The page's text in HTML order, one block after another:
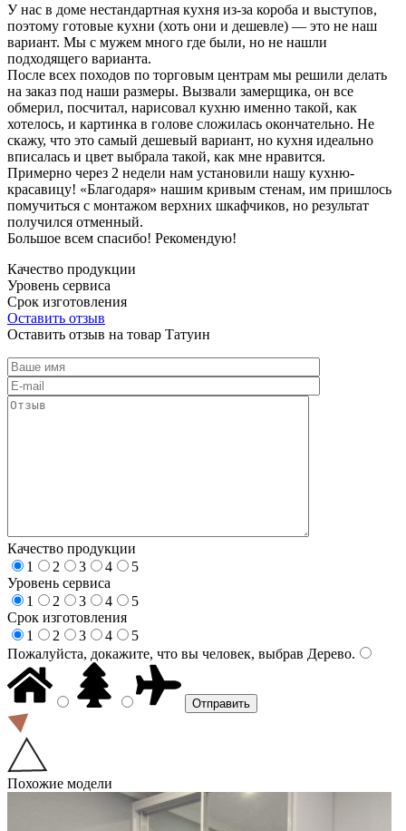
У нас в доме нестандартная кухня из-за короба и выступов,
поэтому готовые кухни (хоть они и дешевле) — это не наш
вариант. Мы с мужем много где были, но не нашли
подходящего варианта.
После всех походов по торговым центрам мы решили делать
на заказ под наши размеры. Вызвали замерщика, он все
обмерил, посчитал, нарисовал кухню именно такой, как
хотелось, и картинка в голове сложилась окончательно. Не
скажу, что это самый дешевый вариант, но кухня идеально
вписалась и цвет выбрала такой, как мне нравится.
Примерно через 2 недели нам установили нашу кухню-
красавицу! «Благодаря» нашим кривым стенам, им пришлось
помучиться с монтажом верхних шкафчиков, но результат
получился отменный.
Большое всем спасибо! Рекомендую!
Качество продукции
Уровень сервиса
Срок изготовления
Оставить отзыв
Оставить отзыв на товар Татуин
Качество продукции
1
2 3 4
5
Уровень сервиса
1
2 3 4
5
Срок изготовления
1
2 3 4
5
Пожалуйста, докажите, что вы человек, выбрав Дерево.
Похожие модели